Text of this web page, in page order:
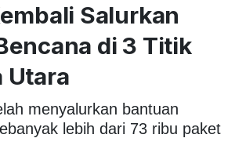
Salurkan
di 3 Titik
Utara
menyalurkan bantuan
lebih dari 73 ribu paket